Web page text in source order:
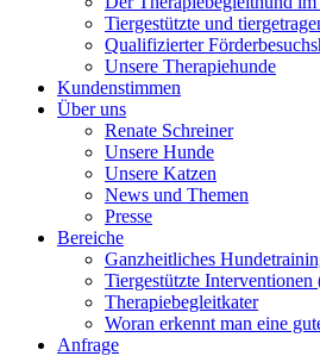
Tiergestützte und
Qualifizierter
Unsere Therapiehunde
Kundenstimmen
Über uns
Renate Schreiner
Unsere Hunde
Unsere Katzen
News und Themen
Presse
Bereiche
Ganzheitliches
Tiergestützte
Therapiebegleitkater
Woran erkennt man eine
Anfrage